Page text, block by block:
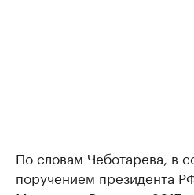
По словам Чеботарева, в
поручением президента